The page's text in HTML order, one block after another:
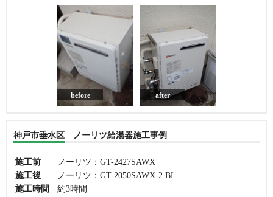
before after
神戸市垂水区 ノーリツ給湯器施工事例
施工前
ノーリツ：GT-2427SAWX
施工後
ノーリツ：GT-2050SAWX-2 BL
施工時間
約3時間